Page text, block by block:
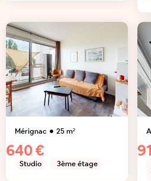
Mérignac 25m²
640 €
Studio 3ème étage